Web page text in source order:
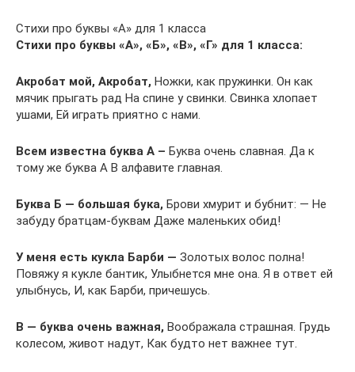
Стихи про буквы «А» для 1 класса
Стихи про буквы «А», «Б», «В», «Г» для 1 класса:
Акробат мой, Акробат, Ножки, как пружинки. Он как
мячик прыгать рад На спине у свинки. Свинка хлопает
ушами, Ей играть приятно с нами.
Всем известна буква А – Буква очень славная. Да к
тому же буква А В алфавите главная.
Буква Б — большая бука, Брови хмурит и бубнит: — Не
забуду братцам-буквам Даже маленьких обид!
У меня есть кукла Барби — Золотых волос полна!
Повяжу я кукле бантик, Улыбнется мне она. Я в ответ ей
улыбнусь, И, как Барби, причешусь.
В — буква очень важная, Воображала страшная. Грудь
колесом, живот надут, Как будто нет важнее тут.